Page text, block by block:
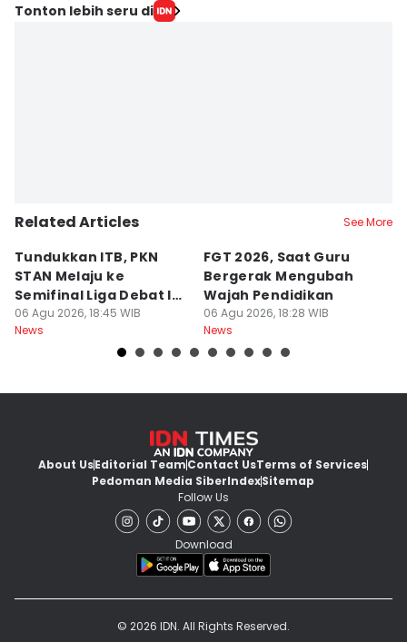
Tonton lebih seru di
Related Articles See More
Tundukkan ITB, PKN
STAN Melaju ke
Semifinal Liga Debat IDN
Times 2026
06 Agu 2026, 18:45 WIB
News
FGT 2026, Saat Guru
Bergerak Mengubah
Wajah Pendidikan
06 Agu 2026, 18:28 WIB
News
About UsEditorial TeamContact UsTerms of Services
Pedoman Media SiberIndexSitemap
Follow Us
Download
© 2026 IDN. All Rights Reserved.